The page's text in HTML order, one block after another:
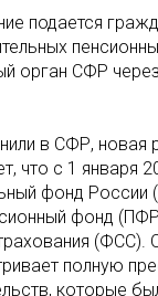
подается
орган СФР
в СФР, новая
что с 1 января
фонд России
фонд
(ФСС).
полную
которые